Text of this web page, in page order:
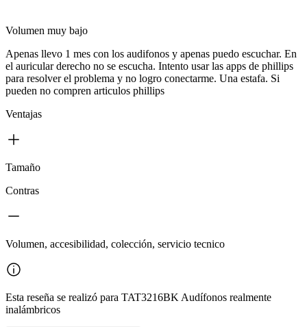
Volumen muy bajo
Apenas llevo 1 mes con los audifonos y apenas puedo escuchar. En
el auricular derecho no se escucha. Intento usar las apps de phillips
para resolver el problema y no logro conectarme. Una estafa. Si
pueden no compren articulos phillips
Ventajas
Tamaño
Contras
Volumen, accesibilidad, colección, servicio tecnico
Esta reseña se realizó para TAT3216BK Audífonos realmente
inalámbricos